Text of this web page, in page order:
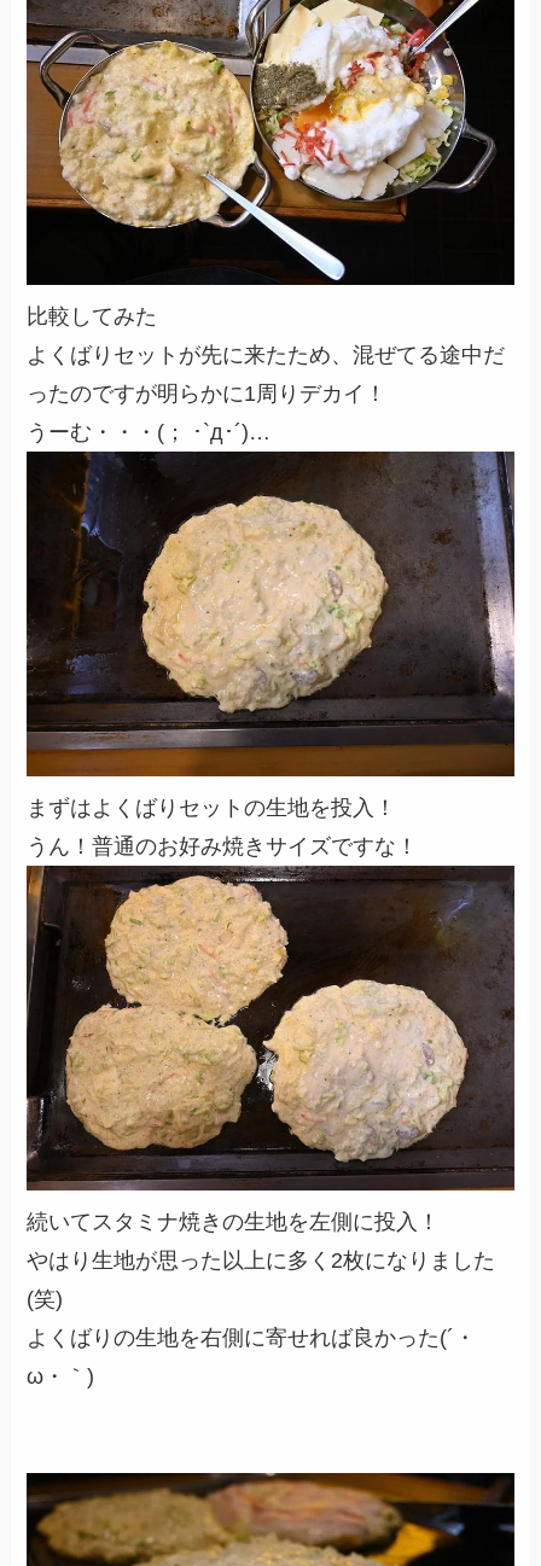
比較してみた
よくばりセットが先に来たため、混ぜてる途中だ
ったのですが明らかに1周りデカイ！
うーむ・・・(； ･`д･´)…
まずはよくばりセットの生地を投入！
うん！普通のお好み焼きサイズですな！
続いてスタミナ焼きの生地を左側に投入！
やはり生地が思った以上に多く2枚になりました
(笑)
よくばりの生地を右側に寄せれば良かった(´・
ω・｀)